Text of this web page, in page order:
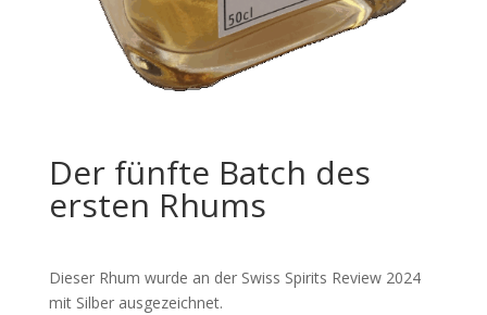
Der fünfte Batch des
ersten Rhums
Dieser Rhum wurde an der Swiss Spirits Review 2024
mit Silber ausgezeichnet.